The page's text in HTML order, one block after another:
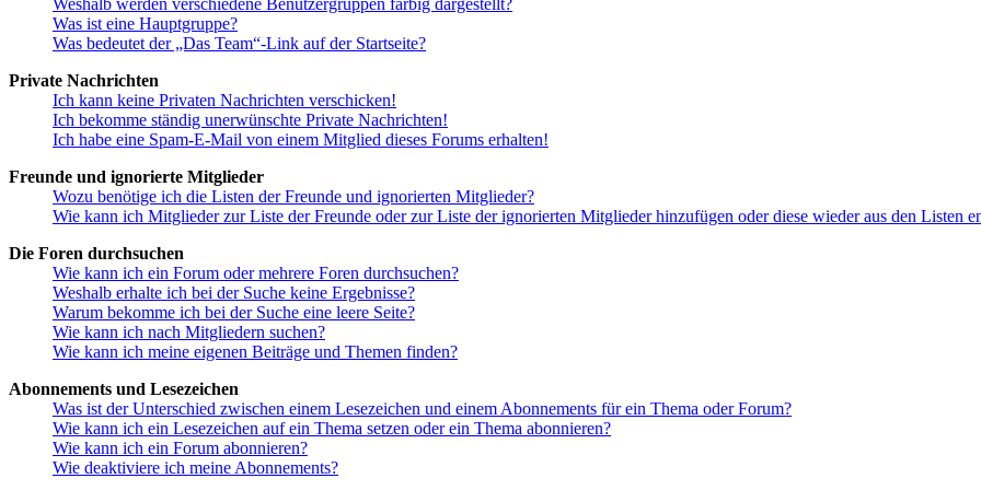
Was ist eine Hauptgruppe?
Was bedeutet der „Das Team“-Link auf der Startseite?
Private Nachrichten
Ich kann keine Privaten Nachrichten verschicken!
Ich bekomme ständig unerwünschte Private Nachrichten!
Ich habe eine Spam-E-Mail von einem Mitglied dieses Forums erhalten!
Freunde und ignorierte Mitglieder
Wozu benötige ich die Listen der Freunde und ignorierten Mitglieder?
Wie kann ich Mitglieder zur Liste der Freunde oder zur Liste der ignorierten Mitglieder hinzufügen oder diese wieder aus den Listen
Die Foren durchsuchen
Wie kann ich ein Forum oder mehrere Foren durchsuchen?
Weshalb erhalte ich bei der Suche keine Ergebnisse?
Warum bekomme ich bei der Suche eine leere Seite?
Wie kann ich nach Mitgliedern suchen?
Wie kann ich meine eigenen Beiträge und Themen finden?
Abonnements und Lesezeichen
Was ist der Unterschied zwischen einem Lesezeichen und einem Abonnements für ein Thema oder Forum?
Wie kann ich ein Lesezeichen auf ein Thema setzen oder ein Thema abonnieren?
Wie kann ich ein Forum abonnieren?
Wie deaktiviere ich meine Abonnements?